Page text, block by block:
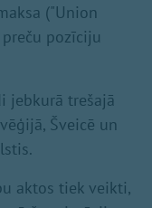
("Union
pozīciju
jebkurā trešajā
Šveicē un
aktos tiek veikti,